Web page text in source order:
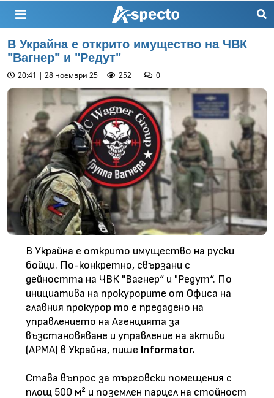
В Украйна е открито имущество на ЧВК
"Вагнер" и "Редут"
20:41 | 28 ноември 25 252 0
В Украйна е открито имущество на руски
бойци. По-конкретно, свързани с
дейността на ЧВК "Вагнер“ и "Редут“. По
инициатива на прокурорите от Офиса на
главния прокурор то е предадено на
управлението на Агенцията за
възстановяване и управление на активи
(AРМА) в Украйна, пише Informator.
Става въпрос за търговски помещения с
площ 500 м² и поземлен парцел на стойност